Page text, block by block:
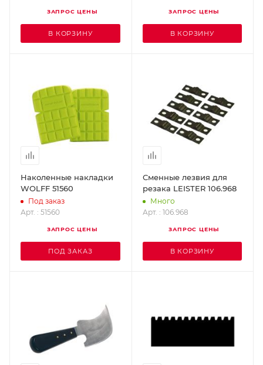
ЗАПРОС ЦЕНЫ
В КОРЗИНУ
ЗАПРОС ЦЕНЫ
В КОРЗИНУ
Наколенные накладки
WOLFF 51560
Под заказ
Арт. : 51560
ЗАПРОС ЦЕНЫ
ПОД ЗАКАЗ
Сменные лезвия для
резака LEISTER 106.968
Много
Арт. : 106.968
ЗАПРОС ЦЕНЫ
В КОРЗИНУ